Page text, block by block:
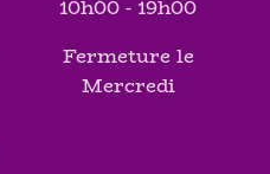
10h00 - 19h00
Fermeture le
Mercredi